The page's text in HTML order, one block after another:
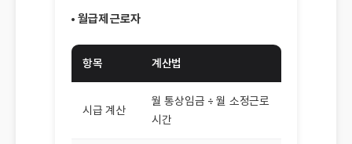
• 월급제 근로자
항목 계산법
시급 계산
월 통상임금 ÷ 월 소정근로
시간